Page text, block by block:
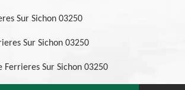
Sur Sichon 03250
Sur Sichon 03250
Ferrieres Sur Sichon 03250